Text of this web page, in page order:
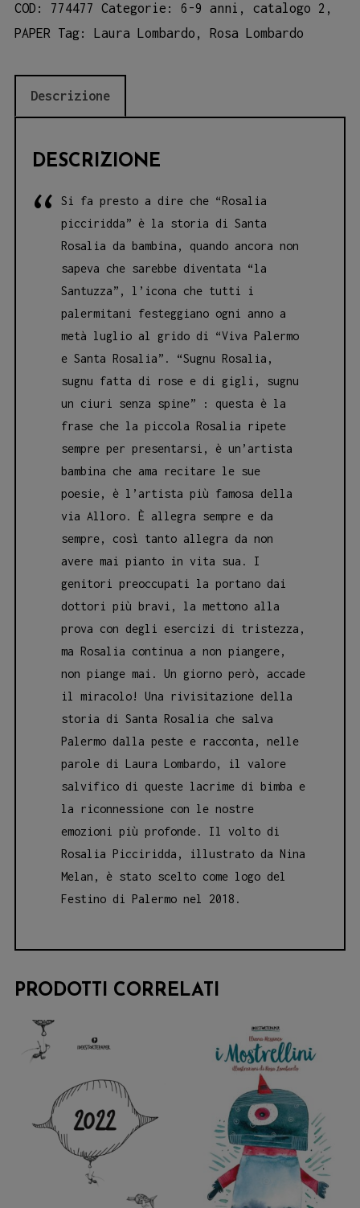
COD: 774477 Categorie: 6-9 anni , catalogo 2 ,
PAPER
Tag: Laura Lombardo , Rosa Lombardo
Descrizione
DESCRIZIONE
Si fa presto a dire che “Rosalia
picciridda” è la storia di Santa
Rosalia da bambina, quando ancora non
sapeva che sarebbe diventata “la
Santuzza”, l’icona che tutti i
palermitani festeggiano ogni anno a
metà luglio al grido di “Viva Palermo
e Santa Rosalia”. “Sugnu Rosalia,
sugnu fatta di rose e di gigli, sugnu
un ciuri senza spine” : questa è la
frase che la piccola Rosalia ripete
sempre per presentarsi, è un’artista
bambina che ama recitare le sue
poesie, è l’artista più famosa della
via Alloro. È allegra sempre e da
sempre, così tanto allegra da non
avere mai pianto in vita sua. I
genitori preoccupati la portano dai
dottori più bravi, la mettono alla
prova con degli esercizi di tristezza,
ma Rosalia continua a non piangere,
non piange mai. Un giorno però, accade
il miracolo! Una rivisitazione della
storia di Santa Rosalia che salva
Palermo dalla peste e racconta, nelle
parole di Laura Lombardo, il valore
salvifico di queste lacrime di bimba e
la riconnessione con le nostre
emozioni più profonde. Il volto di
Rosalia Picciridda, illustrato da Nina
Melan, è stato scelto come logo del
Festino di Palermo nel 2018.
PRODOTTI CORRELATI